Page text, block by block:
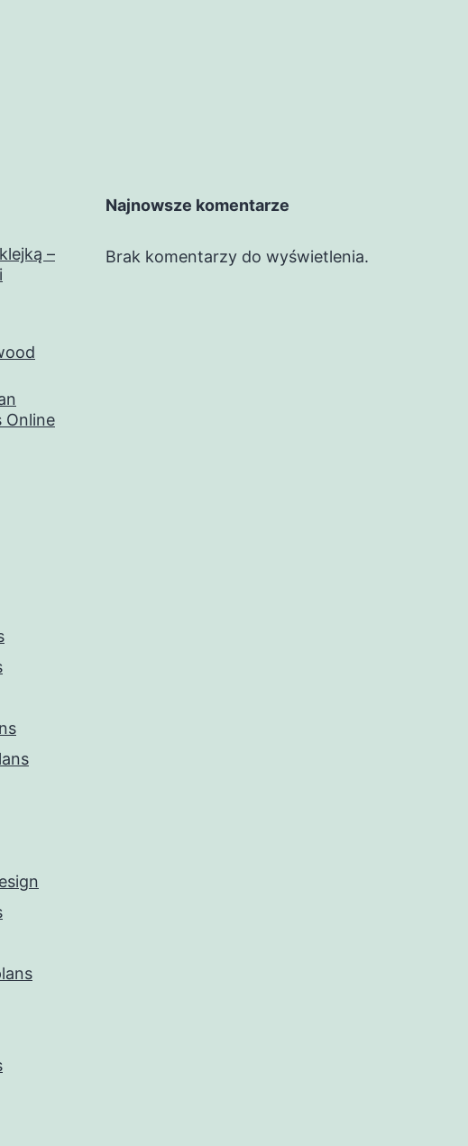
–
Online
Najnowsze komentarze
Brak komentarzy do wyświetlenia.